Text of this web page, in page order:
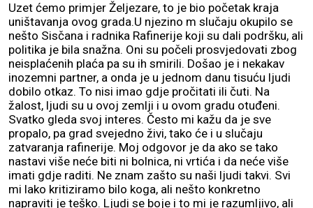
Uzet ćemo primjer Željezare, to je bio početak kraja
uništavanja ovog grada.U njezino m slučaju okupilo se
nešto Sisčana i radnika Rafinerije koji su dali podršku, ali
politika je bila snažna. Oni su počeli prosvjedovati zbog
neisplaćenih plaća pa su ih smirili. Došao je i nekakav
inozemni partner, a onda je u jednom danu tisuću ljudi
dobilo otkaz. To nisi imao gdje pročitati ili čuti. Na
žalost, ljudi su u ovoj zemlji i u ovom gradu otuđeni.
Svatko gleda svoj interes. Često mi kažu da je sve
propalo, pa grad svejedno živi, tako će i u slučaju
zatvaranja rafinerije. Moj odgovor je da ako se tako
nastavi više neće biti ni bolnica, ni vrtića i da neće više
imati gdje raditi. Ne znam zašto su naši ljudi takvi. Svi
mi lako kritiziramo bilo koga, ali nešto konkretno
napraviti je teško. Ljudi se boje i to mi je razumljivo, ali